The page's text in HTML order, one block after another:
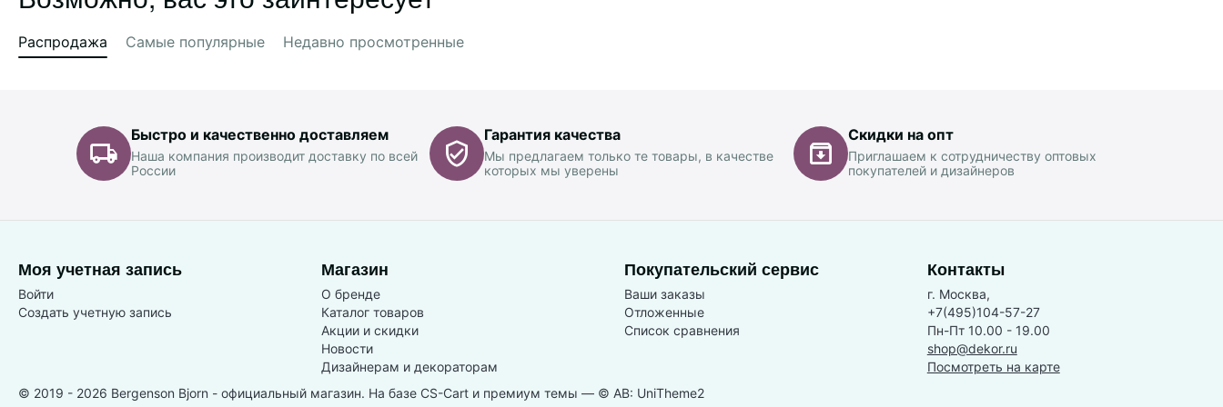
Распродажа Самые популярные Недавно просмотренные
Быстро и качественно доставляем
Наша компания производит доставку по всей
России
Гарантия качества
Мы предлагаем только те товары, в качестве
которых мы уверены
Скидки на опт
Приглашаем к сотрудничеству оптовых
покупателей и дизайнеров
Моя учетная запись
Войти
Создать учетную запись
Магазин
О бренде
Каталог товаров
Акции и скидки
Новости
Дизайнерам и декораторам
Покупательский сервис
Ваши заказы
Отложенные
Список сравнения
Контакты
г. Москва,
+7(495)104-57-27
Пн-Пт 10.00 - 19.00
shop@dekor.ru
Посмотреть на карте
© 2019 - 2026 Bergenson Bjorn - официальный магазин. На базе CS-Cart и премиум темы — © AB: UniTheme2